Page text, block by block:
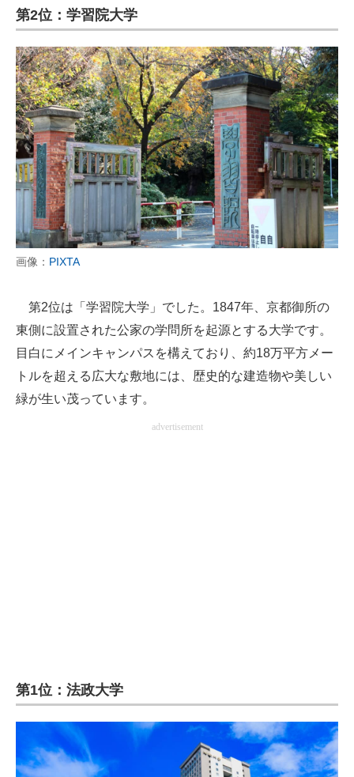
第2位：学習院大学
画像： PIXTA
第2位は「学習院大学」でした。1847年、京都御所の
東側に設置された公家の学問所を起源とする大学です。
目白にメインキャンパスを構えており、約18万平方メー
トルを超える広大な敷地には、歴史的な建造物や美しい
緑が生い茂っています。
advertisement
第1位：法政大学